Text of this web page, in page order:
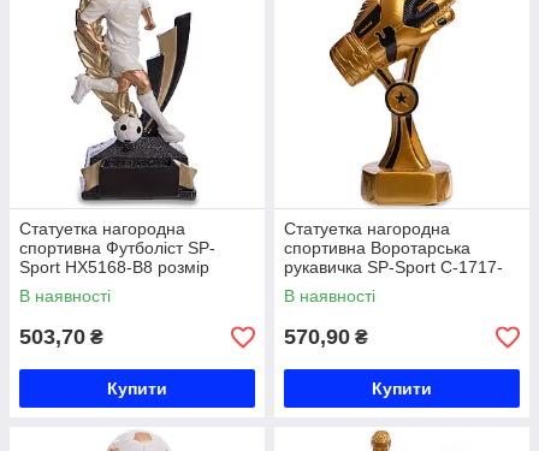
Статуетка нагородна
спортивна Футболіст SP-
Sport HX5168-B8 розмір
8х4х16см золото Код
HX5168-B8
В наявності
503,70 ₴
Купити
Статуетка нагородна
спортивна Воротарська
рукавичка SP-Sport C-1717-
A5 розмір 21х13х7,5см
золото Код C-1717-A5
В наявності
570,90 ₴
Купити